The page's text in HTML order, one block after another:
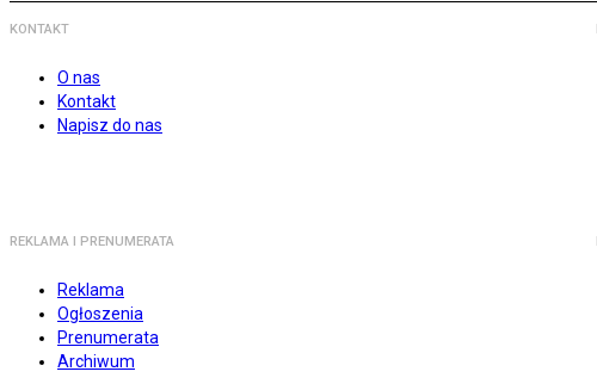
KONTAKT
O nas
Kontakt
Napisz do nas
REKLAMA I PRENUMERATA
Reklama
Ogłoszenia
Prenumerata
Archiwum